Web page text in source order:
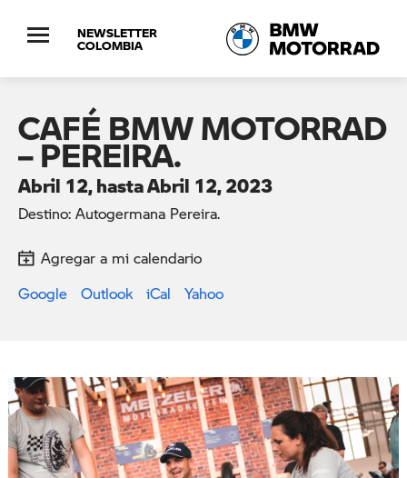
NEWSLETTER
COLOMBIA
CAFÉ BMW MOTORRAD
– PEREIRA.
Abril 12, hasta Abril 12, 2023
Destino: Autogermana Pereira.
Agregar a mi calendario
Google
Outlook iCal Yahoo